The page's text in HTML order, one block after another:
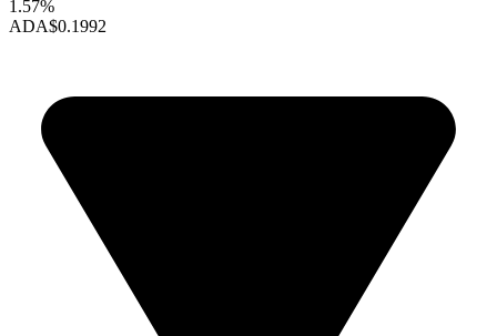
1.57%
ADA$0.1992